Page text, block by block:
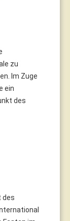
zu
Im Zuge
ein
des
des